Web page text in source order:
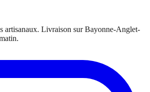
artisanaux. Livraison sur Bayonne-Anglet-